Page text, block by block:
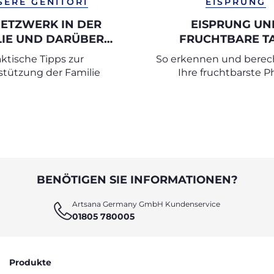
IN DER
UND DARÜBER
AUFBAUEN
Tipps zur
der Familie
EISPRUNG
FRUCHTBARE
So erkennen und
Ihre fruchtbarste
BENÖTIGEN SIE INFORMATIONEN?
Artsana Germany GmbH Kundenservice
01805 780005
Produkte